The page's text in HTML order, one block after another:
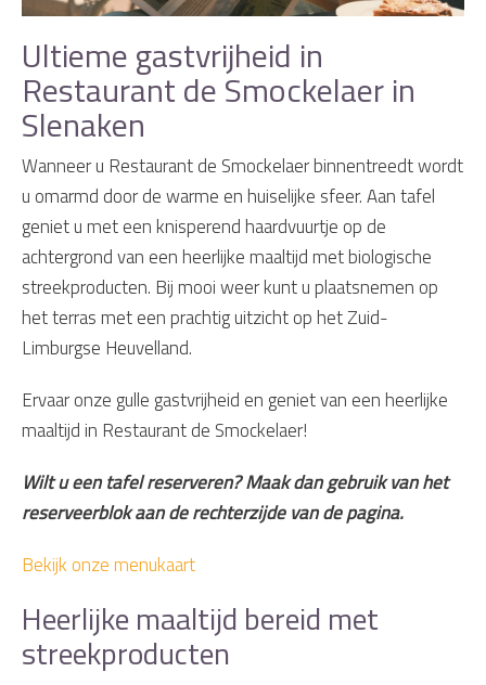
Ultieme gastvrijheid in
Restaurant de Smockelaer in
Slenaken
Wanneer u Restaurant de Smockelaer binnentreedt wordt
u omarmd door de warme en huiselijke sfeer. Aan tafel
geniet u met een knisperend haardvuurtje op de
achtergrond van een heerlijke maaltijd met biologische
streekproducten. Bij mooi weer kunt u plaatsnemen op
het terras met een prachtig uitzicht op het Zuid-
Limburgse Heuvelland.
Ervaar onze gulle gastvrijheid en geniet van een heerlijke
maaltijd in Restaurant de Smockelaer!
Wilt u een tafel reserveren? Maak dan gebruik van het
reserveerblok aan de rechterzijde van de pagina.
Bekijk onze menukaart
Heerlijke maaltijd bereid met
streekproducten